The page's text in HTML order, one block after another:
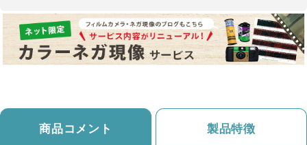
商品コメント 製品特徴